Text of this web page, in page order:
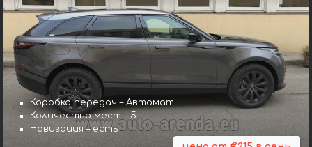
Коробка передач – Автомат
Количество мест – 5
Навигация – есть